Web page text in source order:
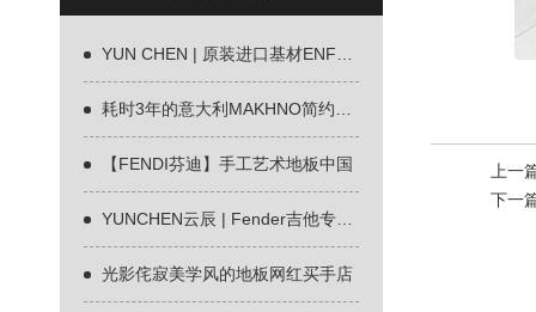
【FENDI芬迪】手工艺术地板中国
光影侘寂美学风的地板网红买手店
上一
下一